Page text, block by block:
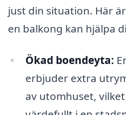
just din situation. Här
en balkong kan hjälpa
Ökad boendeyta:
erbjuder extra
av utomhuset,